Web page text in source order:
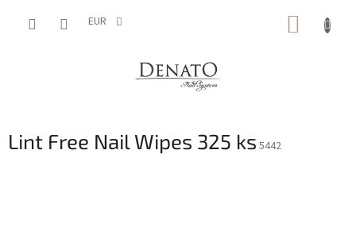
EUR
Lint Free Nail Wipes 325 ks 5442